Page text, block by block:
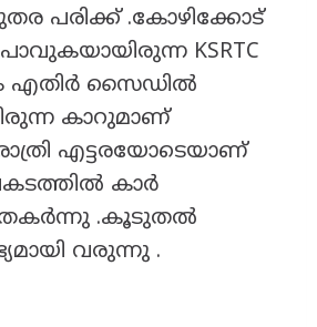
പരിക്ക് .കോഴിക്കോട്
KSRTC
എതിർ സൈഡിൽ
കാറുമാണ്
.രാത്രി എട്ടരയോടെയാണ്
കാർ
തകർന്നു .കൂടുതൽ
വരുന്നു .